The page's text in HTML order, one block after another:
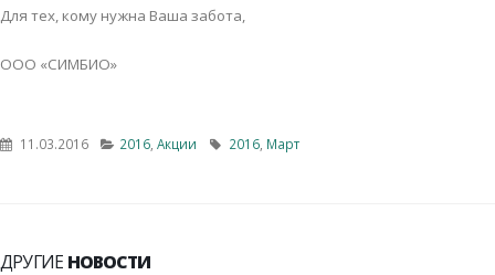
Для тех, кому нужна Ваша забота,
ООО «СИМБИО»
11.03.2016 2016 ,Акции 2016 Март
ДРУГИЕ НОВОСТИ